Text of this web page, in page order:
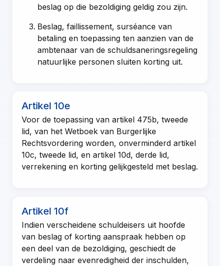
beslag op die bezoldiging geldig zou zijn.
Beslag, faillissement, surséance van
betaling en toepassing ten aanzien van de
ambtenaar van de schuldsaneringsregeling
natuurlijke personen sluiten korting uit.
Artikel 10e
Voor de toepassing vanartikel 475b, tweede
lid, van het Wetboek van Burgerlijke
Rechtsvordering worden, onverminderdartikel
10c, tweede lid, enartikel 10d, derde lid,
verrekening en korting gelijkgesteld met beslag.
Artikel 10f
Indien verscheidene schuldeisers uit hoofde
van beslag of korting aanspraak hebben op
een deel van de bezoldiging, geschiedt de
verdeling naar evenredigheid der inschulden,